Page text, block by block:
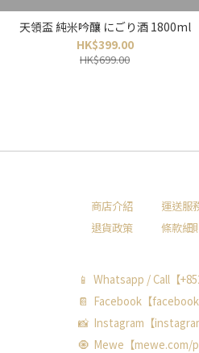
天領盃 純米吟釀 にごり酒 1800ml
HK$399.00
HK$699.00
商店介紹 運送服
退貨政策
條款細
📱 Whatsapp / Call【
📔 Facebook【
📸 Instagram【
🧿 Mewe【mewe.com/